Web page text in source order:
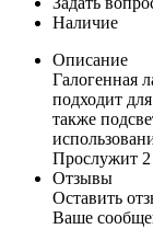
Наличие
Описание
Галогенная
подходит
также
Прослужит 2
Отзывы
Оставить
Ваше